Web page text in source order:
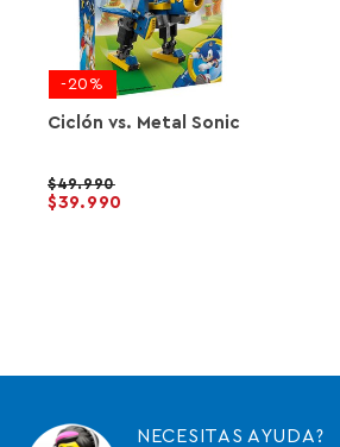
-20%
Ciclón vs. Metal Sonic
49.990
39.990
NECESITAS AYUDA?